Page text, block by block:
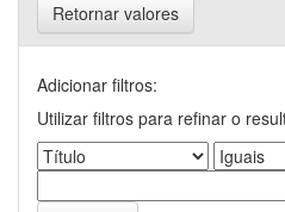
Retornar valores
Adicionar filtros:
Utilizar filtros para refinar o